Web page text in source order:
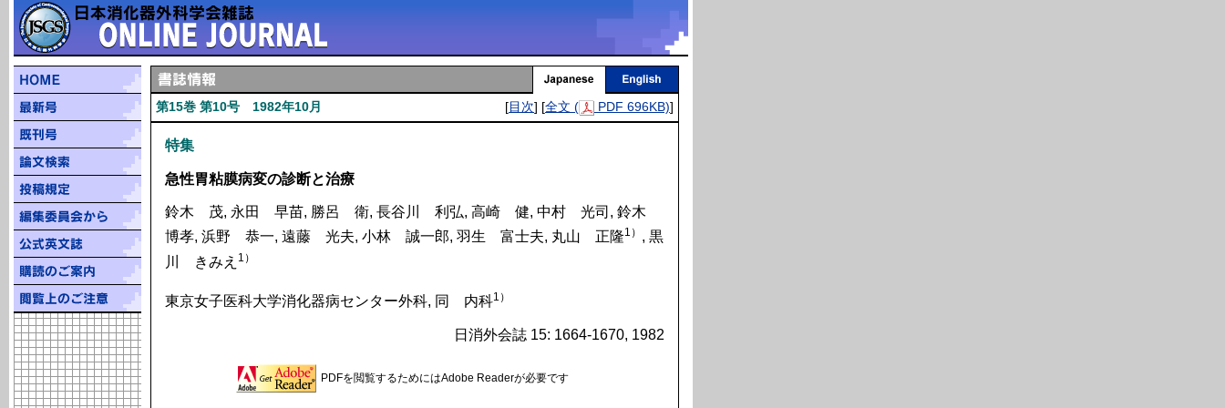
第15巻 第10号 1982年10月 [目次] [全文 ( PDF 696KB)]
特集
急性胃粘膜病変の診断と治療
鈴木 茂, 永田 早苗, 勝呂 衛, 長谷川 利弘, 高崎 健, 中村 光司, 鈴木
博孝, 浜野 恭一, 遠藤 光夫, 小林 誠一郎, 羽生 富士夫, 丸山 正隆1） , 黒
川 きみえ 1）
東京女子医科大学消化器病センター外科, 同 内科1）
日消外会誌 15: 1664-1670, 1982
PDFを閲覧するためにはAdobe Readerが必要です